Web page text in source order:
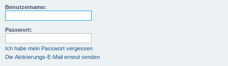
Benutzername:
Passwort:
Ich habe mein Passwort vergessen
Die Aktivierungs-E-Mail erneut senden